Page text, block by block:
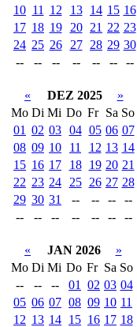
10 11 12 13 14 15 16
17 18 19 20 21 22 23
24 25 26 27 28 29 30
--
-- -- -- -- -- --
« DEZ 2025
»
Mo Di Mi Do Fr Sa So
01 02 03 04 05 06 07
08 09 10 11 12 13 14
15 16 17 18 19 20 21
22 23 24 25 26 27 28
29 30 31 -- -- --
--
--
-- -- -- -- -- --
« JAN 2026
»
Mo Di Mi Do Fr Sa So
--
-- -- 01 02 03 04
05 06 07 08 09 10 11
12 13 14 15 16 17 18